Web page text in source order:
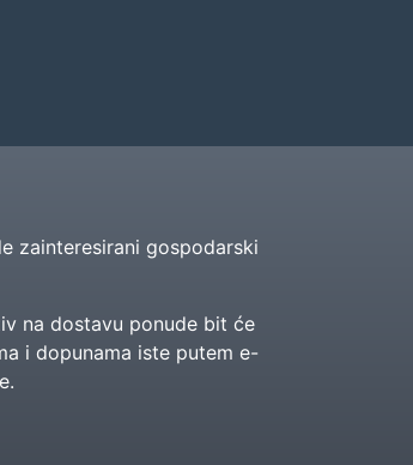
zainteresirani gospodarski
na dostavu ponude bit će
i dopunama iste putem e-